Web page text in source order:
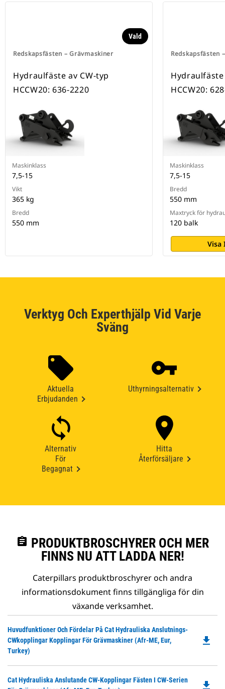
Redskapsfästen – Grävmaskiner
Vald
Hydraulfäste av CW-typ
HCCW20: 636-2220
Maskinklass
7,5-15
Vikt
365 kg
Bredd
550 mm
Redskapsfästen
Hydraulfäste
HCCW20:
Maskinklass
7,5-15
Bredd
550 mm
Maxtryck för
120 balk
Visa
Verktyg Och Experthjälp Vid Varje
Sväng
Aktuella
Erbjudanden
Uthyrningsalternativ
Alternativ
För
Begagnat
Hitta
Återförsäljare
assignment PRODUKTBROSCHYRER OCH MER
FINNS NU ATT LADDA NER!
Caterpillars produktbroschyrer och andra
informationsdokument finns tillgängliga för din
växande verksamhet.
Huvudfunktioner Och Fördelar På Cat Hydrauliska Anslutnings-
CWkopplingar Kopplingar För Grävmaskiner (Afr-ME, Eur,
Turkey)
file_download
Cat Hydrauliska Anslutande CW-Kopplingar Fästen I CW-Serien
file_download